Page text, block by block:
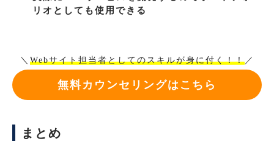
リオとしても使用できる
＼ Webサイト担当者としてのスキルが身に付く！！／
無料カウンセリングはこちら
まとめ